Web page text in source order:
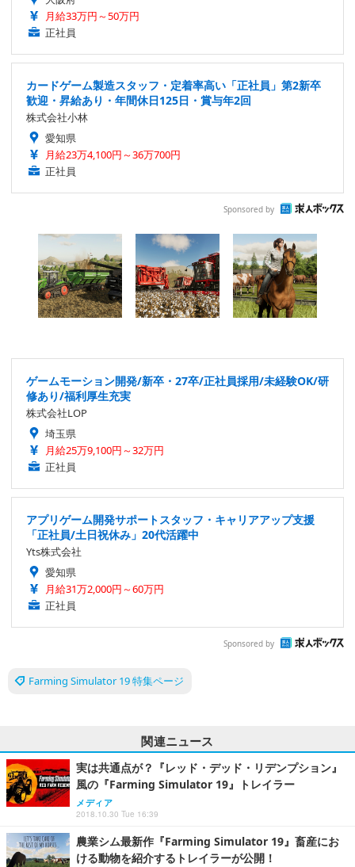
月給33万円～50万円
正社員
カードゲーム製造スタッフ・定着率高い「正社員」第2新卒
歓迎・昇給あり・年間休日125日・賞与年2回
株式会社小林
愛知県
月給23万4,100円～36万700円
正社員
Sponsored by
ゲームモーション開発/新卒・27卒/正社員採用/未経験OK/研
修あり/福利厚生充実
株式会社LOP
埼玉県
月給25万9,100円～32万円
正社員
アプリゲーム開発サポートスタッフ・キャリアアップ支援
「正社員/土日祝休み」20代活躍中
Yts株式会社
愛知県
月給31万2,000円～60万円
正社員
Sponsored by
Farming Simulator 19 特集ページ
関連ニュース
実は共通点が？『レッド・デッド・リデンプション』
風の『Farming Simulator 19』トレイラー
メディア
2018.10.30 Tue 16:39
農業シム最新作『Farming Simulator 19』畜産にお
ける動物を紹介するトレイラーが公開！